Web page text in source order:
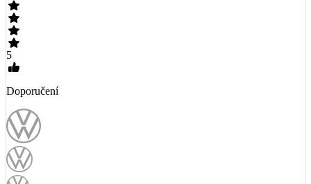
5
Doporučení